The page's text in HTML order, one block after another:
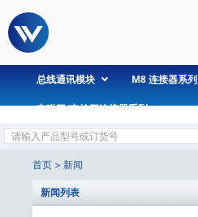
总线通讯模块 M8 连接器系列
电磁阀/电控阀连接器系列
首页 > 新闻
新闻列表